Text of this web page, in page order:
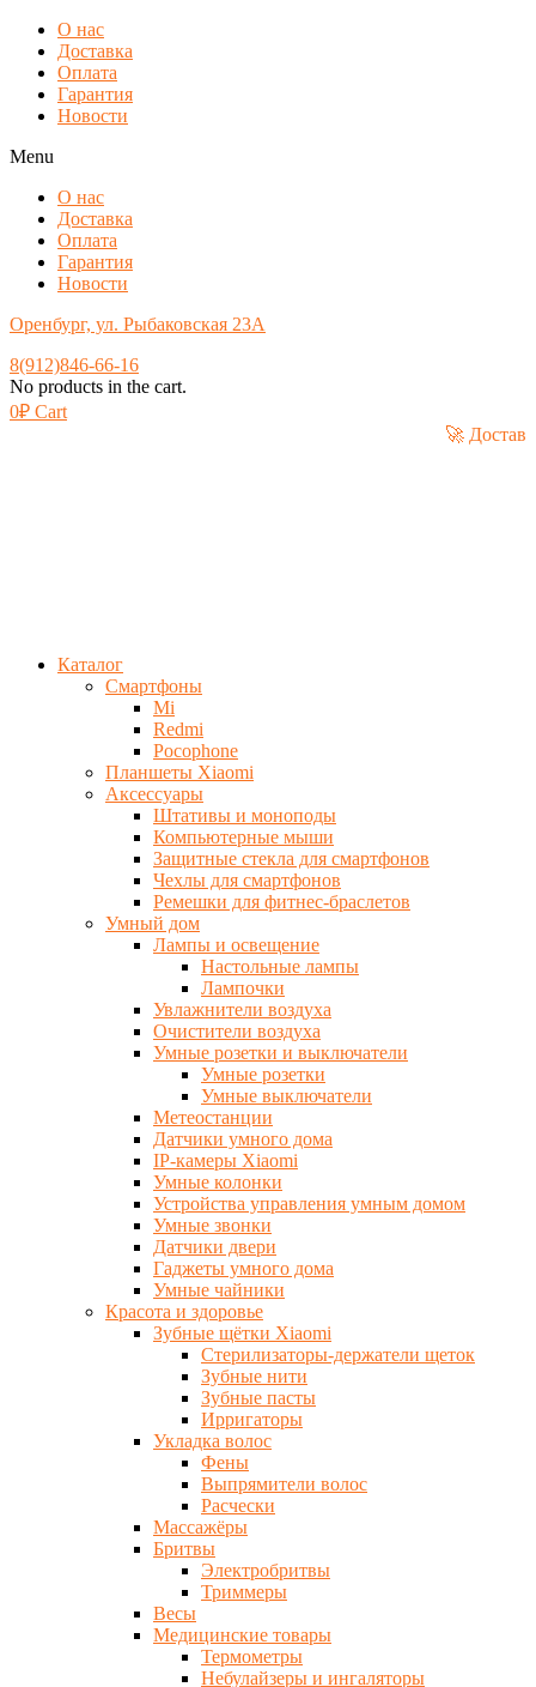
О нас
Доставка
Оплата
Гарантия
Новости
Menu
О нас
Доставка
Оплата
Гарантия
Новости
Оренбург, ул. Рыбаковская 23А
8(912)846-66-16
No products in the cart.
0₽ Cart
🚀
Каталог
Смартфоны
Mi
Redmi
Pocophone
Планшеты Xiaomi
Аксессуары
Штативы и моноподы
Компьютерные мыши
Защитные стекла для смартфонов
Чехлы для смартфонов
Ремешки для фитнес-браслетов
Умный дом
Лампы и освещение
Настольные лампы
Лампочки
Увлажнители воздуха
Очистители воздуха
Умные розетки и выключатели
Умные розетки
Умные выключатели
Метеостанции
Датчики умного дома
IP-камеры Xiaomi
Умные колонки
Устройства управления умным домом
Умные звонки
Датчики двери
Гаджеты умного дома
Умные чайники
Красота и здоровье
Зубные щётки Xiaomi
Стерилизаторы-держатели щеток
Зубные нити
Зубные пасты
Ирригаторы
Укладка волос
Фены
Выпрямители волос
Расчески
Массажёры
Бритвы
Электробритвы
Триммеры
Весы
Медицинские товары
Термометры
Небулайзеры и ингаляторы